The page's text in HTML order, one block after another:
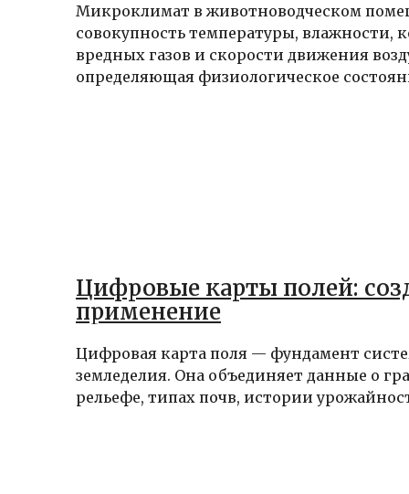
Микроклимат в животноводческом
совокупность температуры, влажности,
вредных газов и скорости движения
определяющая физиологическое
Цифровые карты полей:
применение
Цифровая карта поля — фундамент
земледелия. Она объединяет данные о
рельефе, типах почв, истории